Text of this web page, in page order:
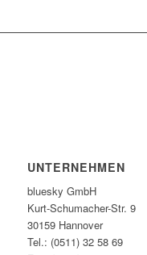
UNTERNEHMEN
bluesky GmbH
Kurt-Schumacher-Str. 9
30159 Hannover
Tel.: (0511) 32 58 69